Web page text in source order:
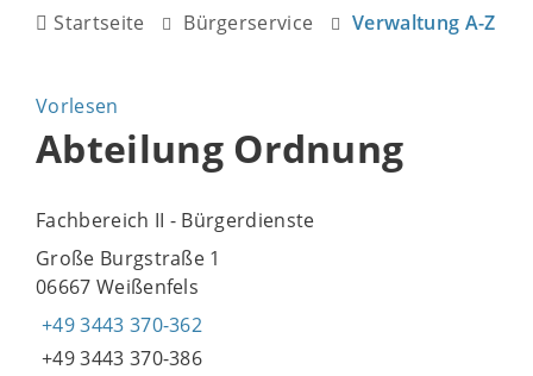
Startseite Bürgerservice Verwaltung A-Z
Vorlesen
Abteilung Ordnung
Fachbereich II - Bürgerdienste
Große Burgstraße 1
06667 Weißenfels
+49 3443 370-362
+49 3443 370-386